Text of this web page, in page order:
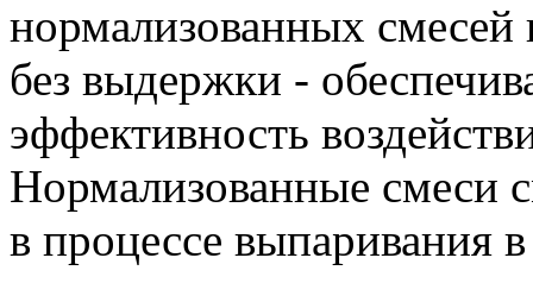
нормализованных
без выдержки -
эффективность
Нормализованные смеси
в процессе выпаривания